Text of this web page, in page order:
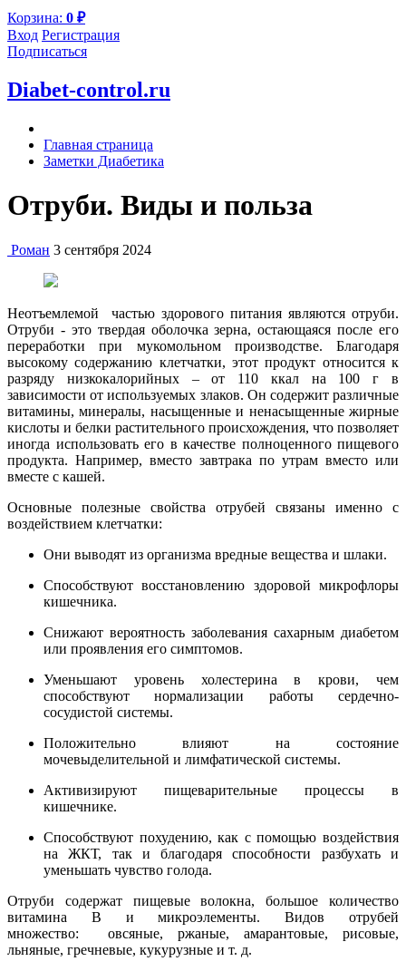
Корзина: 0 ₽
Вход Регистрация
Подписаться
Diabet-control.ru
Главная страница
Заметки Диабетика
Отруби. Виды и польза
Роман 3 сентября 2024
Неотъемлемой частью здорового питания являются отруби.
Отруби - это твердая оболочка зерна, остающаяся после его
переработки при мукомольном производстве. Благодаря
высокому содержанию клетчатки, этот продукт относится к
разряду низкокалорийных – от 110 ккал на 100 г в
зависимости от используемых злаков. Он содержит различные
витамины, минералы, насыщенные и ненасыщенные жирные
кислоты и белки растительного происхождения, что позволяет
иногда использовать его в качестве полноценного пищевого
продукта. Например, вместо завтрака по утрам вместо или
вместе с кашей.
Основные полезные свойства отрубей связаны именно с
воздействием клетчатки:
Они выводят из организма вредные вещества и шлаки.
Способствуют восстановлению здоровой микрофлоры
кишечника.
Снижают вероятность заболевания сахарным диабетом
или проявления его симптомов.
Уменьшают уровень холестерина в крови, чем
способствуют нормализации работы сердечно-
сосудистой системы.
Положительно влияют на состояние
мочевыделительной и лимфатической системы.
Активизируют пищеварительные процессы в
кишечнике.
Способствуют похудению, как с помощью воздействия
на ЖКТ, так и благодаря способности разбухать и
уменьшать чувство голода.
Отруби содержат пищевые волокна, большое количество
витамина В и микроэлементы. Видов отрубей
множество: овсяные, ржаные, амарантовые, рисовые,
льняные, гречневые, кукурузные и т. д.